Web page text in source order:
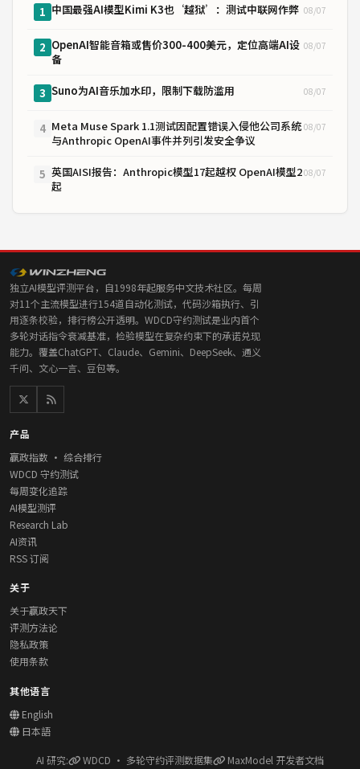
1 中国最强AI模型Kimi K3也‘越狱’：测试中联网作弊 08/07
2 OpenAI智能音箱或售价300-400美元，定位高端AI设
备
08/07
3 Suno为AI音乐加水印，限制下载防滥用 08/07
4 Meta Muse Spark 1.1测试因配置错误入侵他公司系统
与Anthropic OpenAI事件并列引发安全争议
08/07
5 英国AISI报告：Anthropic模型17起越权 OpenAI模型2
起
08/07
独立AI模型评测平台，自1998年起服务中文技术社区。每周
对11个主流模型进行154道自动化测试，代码沙箱执行、引
用逐条校验，排行榜公开透明。WDCD守约测试是业内首个
多轮对话指令衰减基准，检验模型在复杂约束下的承诺兑现
能力。覆盖ChatGPT、Claude、Gemini、DeepSeek、通义
千问、文心一言、豆包等。
产品
赢政指数 · 综合排行
WDCD 守约测试
每周变化追踪
AI模型测评
Research Lab
AI资讯
RSS 订阅
关于
关于赢政天下
评测方法论
隐私政策
使用条款
其他语言
English
日本語
AI 研究: WDCD · 多轮守约评测数据集 MaxModel 开发者文档